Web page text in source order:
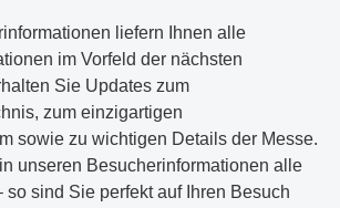
liefern Ihnen alle
im Vorfeld der nächsten
Sie Updates zum
zum einzigartigen
sowie zu wichtigen Details der Messe.
unseren Besucherinformationen alle
so sind Sie perfekt auf Ihren Besuch